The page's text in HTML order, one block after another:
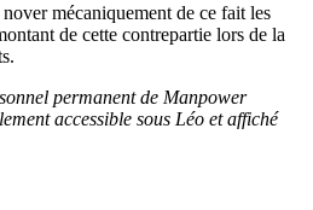
mécaniquement de ce fait les
de cette contrepartie lors de la
permanent de Manpower
accessible sous Léo et affiché